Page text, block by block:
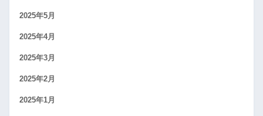
2025年5月
2025年4月
2025年3月
2025年2月
2025年1月